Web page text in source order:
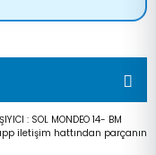
: SOL MONDEO 14- BM
iletişim hattından parçanın